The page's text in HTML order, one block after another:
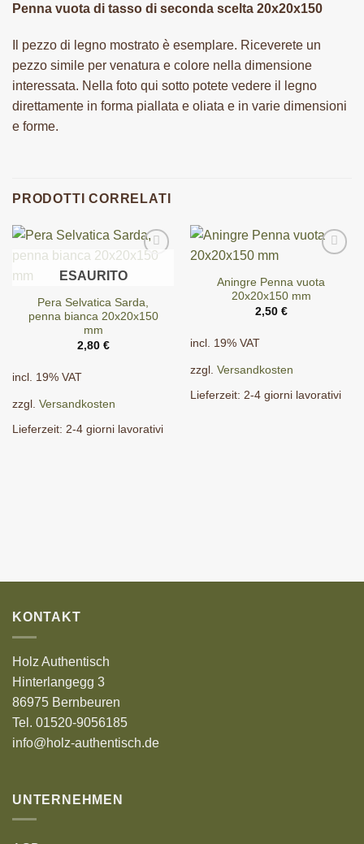
Penna vuota di tasso di seconda scelta 20x20x150
Il pezzo di legno mostrato è esemplare. Riceverete un
pezzo simile per venatura e colore nella dimensione
interessata. Nella foto qui sotto potete vedere il legno
direttamente in forma piallata e oliata e in varie dimensioni
e forme.
PRODOTTI CORRELATI
ESAURITO
Pera Selvatica Sarda,
penna bianca 20x20x150
mm
2,80 €
incl. 19% VAT
zzgl. Versandkosten
Lieferzeit: 2-4 giorni lavorativi
Aningre Penna vuota
20x20x150 mm
2,50 €
incl. 19% VAT
zzgl. Versandkosten
Lieferzeit: 2-4 giorni lavorativi
KONTAKT
Holz Authentisch
Hinterlangegg 3
86975 Bernbeuren
Tel. 01520-9056185
info@holz-authentisch.de
UNTERNEHMEN